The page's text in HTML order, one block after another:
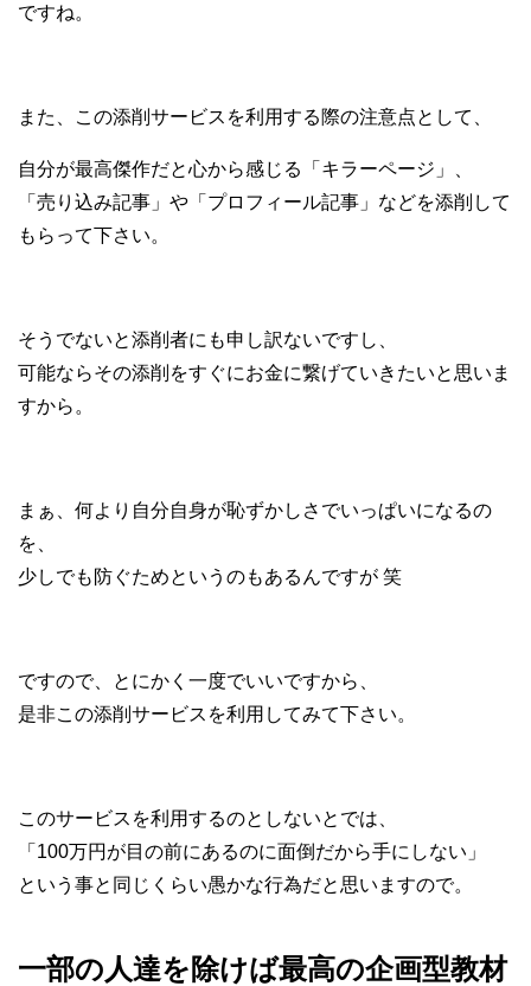
ですね。
また、この添削サービスを利用する際の注意点として、
自分が最高傑作だと心から感じる「キラーページ」、
「売り込み記事」や「プロフィール記事」などを添削して
もらって下さい。
そうでないと添削者にも申し訳ないですし、
可能ならその添削をすぐにお金に繋げていきたいと思いま
すから。
まぁ、何より自分自身が恥ずかしさでいっぱいになるの
を、
少しでも防ぐためというのもあるんですが 笑
ですので、とにかく一度でいいですから、
是非この添削サービスを利用してみて下さい。
このサービスを利用するのとしないとでは、
「100万円が目の前にあるのに面倒だから手にしない」
という事と同じくらい愚かな行為だと思いますので。
一部の人達を除けば最高の企画型教材